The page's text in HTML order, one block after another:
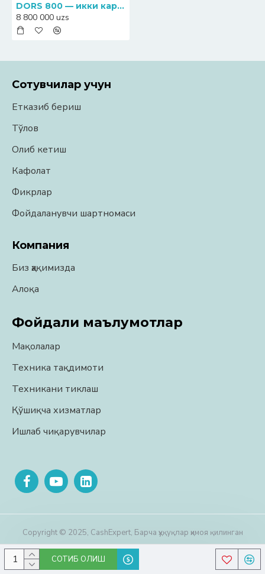
СОТИБ ОЛИШ
DORS 800 — икки карманли банкнот ҳисоблагич-сортировщик
8 800 000 uzs
Сотувчилар учун
Етказиб бериш
Тўлов
Олиб кетиш
Кафолат
Фикрлар
Фойдаланувчи шартномаси
Компания
Биз ҳақимизда
Алоқа
Фойдали маълумотлар
Мақолалар
Техника тақдимоти
Техникани тиклаш
Қўшиқча хизматлар
Ишлаб чиқарувчилар
Copyright © 2025, CashExpert, Барча ҳуқуқлар ҳимоя қилинган